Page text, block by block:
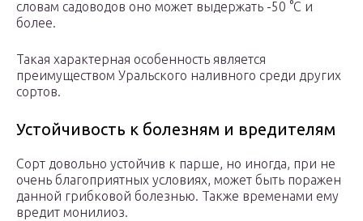
словам садоводов оно может выдержать -50 °С и
более.
Такая характерная особенность является
преимуществом Уральского наливного среди других
сортов.
Устойчивость к болезням и вредителям
Сорт довольно устойчив к парше, но иногда, при не
очень благоприятных условиях, может быть поражен
данной грибковой болезнью. Также временами ему
вредит монилиоз.